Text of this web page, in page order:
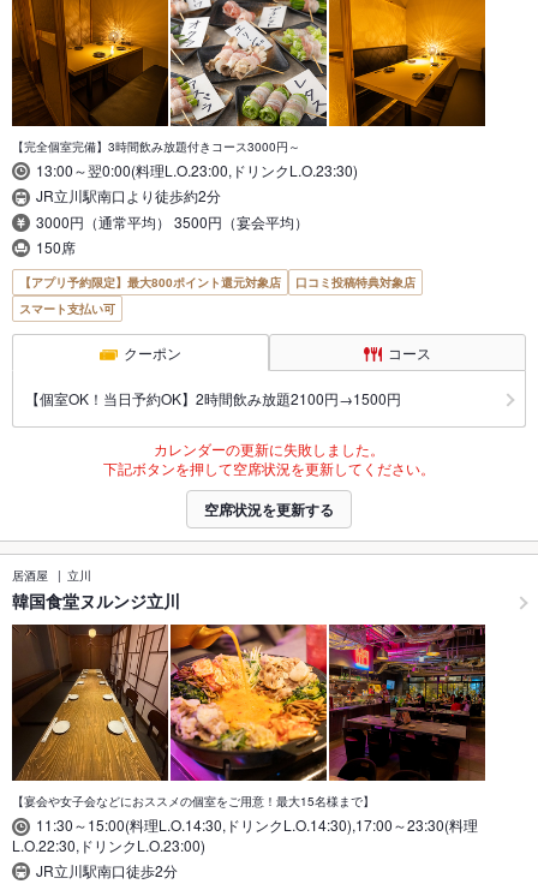
【完全個室完備】3時間飲み放題付きコース3000円～
13:00～翌0:00(料理L.O.23:00,ドリンクL.O.23:30)
JR立川駅南口より徒歩約2分
3000円（通常平均） 3500円（宴会平均）
150席
【アプリ予約限定】最大800ポイント還元対象店
口コミ投稿特典対象店
スマート支払い可
クーポン コース
【個室OK！当日予約OK】2時間飲み放題2100円→1500円
カレンダーの更新に失敗しました。
下記ボタンを押して空席状況を更新してください。
空席状況を更新する
居酒屋 立川
韓国食堂ヌルンジ立川
【宴会や女子会などにおススメの個室をご用意！最大15名様まで】
11:30～15:00(料理L.O.14:30,ドリンクL.O.14:30),17:00～23:30(料理
L.O.22:30,ドリンクL.O.23:00)
JR立川駅南口徒歩2分